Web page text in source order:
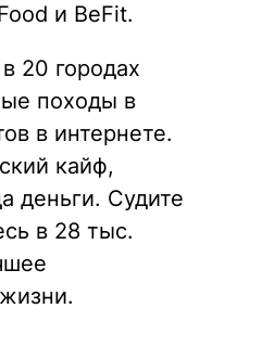
и BeFit.
20 городах
походы в
в интернете.
кайф,
деньги. Судите
в 28 тыс.